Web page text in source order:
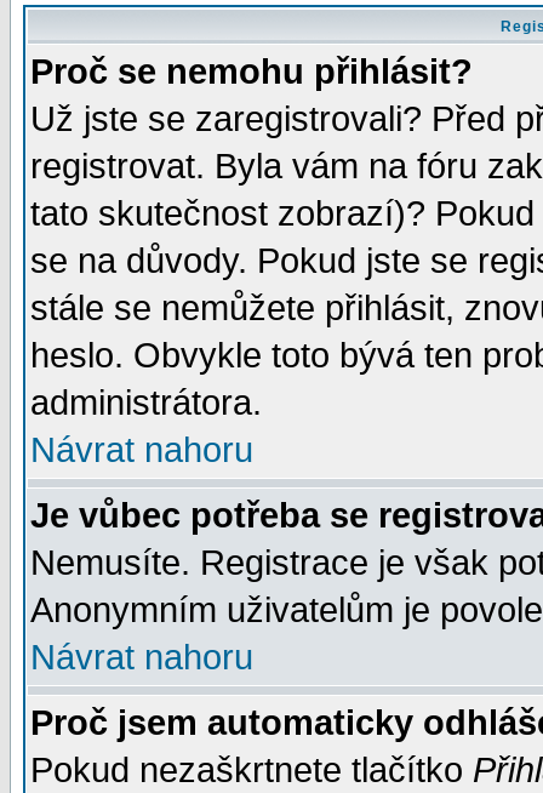
Proč se nemohu přihlásit?
Už jste se zaregistrovali? Před
registrovat. Byla vám na fóru
tato skutečnost zobrazí)?
se na důvody. Pokud jste se
stále se nemůžete přihlásit,
heslo. Obvykle toto bývá ten
administrátora.
Návrat nahoru
Je vůbec potřeba se
Nemusíte. Registrace je však
Anonymním uživatelům je
Návrat nahoru
Proč jsem automaticky
Pokud nezaškrtnete tlačítko